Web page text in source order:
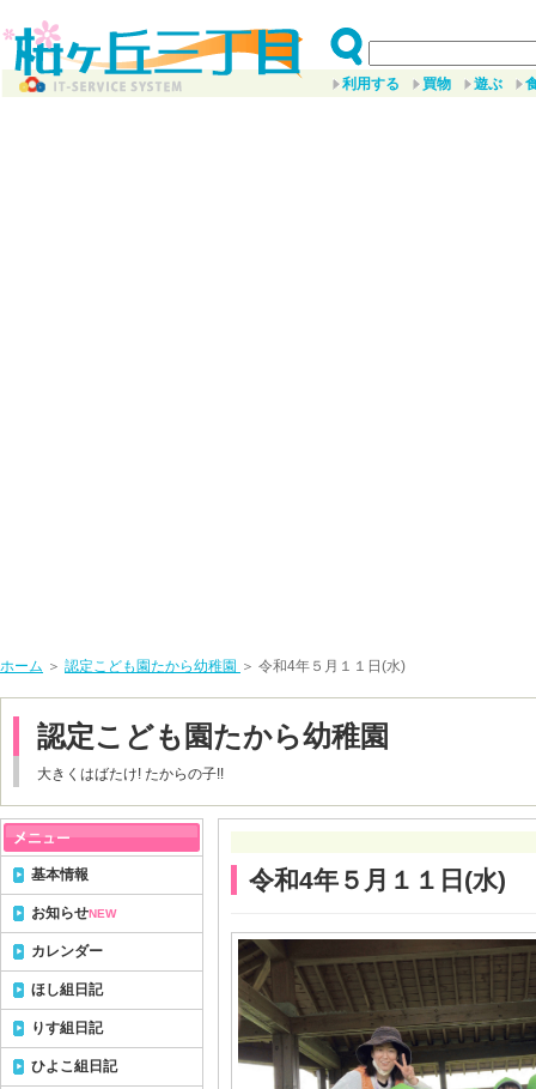
利用する 買物 遊ぶ
ホーム ＞ 認定こども園たから幼稚園 ＞ 令和4年５月１１日(水)
認定こども園たから幼稚園
大きくはばたけ! たからの子!!
令和4年５月１１日(水)
基本情報
お知らせNEW
カレンダー
ほし組日記
りす組日記
ひよこ組日記